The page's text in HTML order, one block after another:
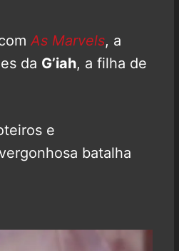
As Marvels, a
da G’iah, a filha de
e
batalha